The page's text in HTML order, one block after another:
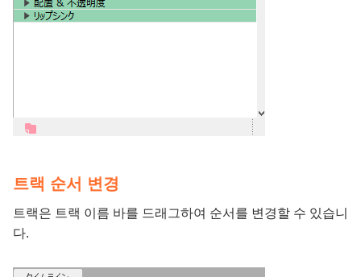
트랙 순서 변경
트랙은 트랙 이름 바를 드래그하여 순서를 변경할 수 있습니
다.